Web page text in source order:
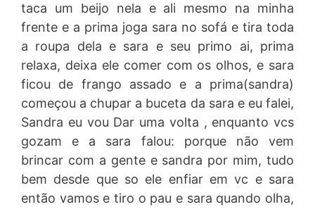
taca um beijo nela e ali mesmo na minha
frente e a prima joga sara no sofá e tira toda
a roupa dela e sara e seu primo ai, prima
relaxa, deixa ele comer com os olhos, e sara
ficou de frango assado e a prima(sandra)
começou a chupar a buceta da sara e eu falei,
Sandra eu vou Dar uma volta , enquanto vcs
gozam e a sara falou: porque não vem
brincar com a gente e sandra por mim, tudo
bem desde que so ele enfiar em vc e sara
então vamos e tiro o pau e sara quando olha,